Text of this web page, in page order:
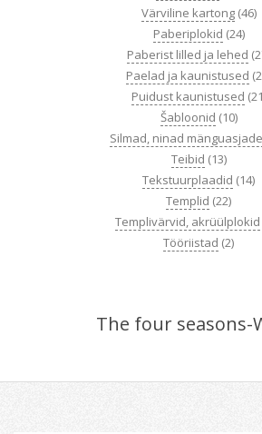
Värviline kartong (46)
Paberiplokid (24)
Paberist lilled ja lehed
Paelad ja kaunistused
Puidust kaunistused
Šabloonid (10)
Silmad, ninad
Teibid (13)
Tekstuurplaadid (14)
Templid (22)
Templivärvid, akrüülplokid
Tööriistad (2)
The four seasons-